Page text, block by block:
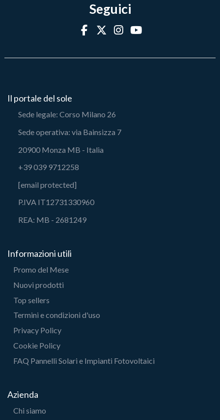
Seguici
Il portale del sole
Sede legale: Corso Milano 26
Sede operativa: via Bainsizza 7
20900 Monza MB - Italia
+39 039 9712258
[email protected]
P.IVA IT12731330960
REA: MB - 2681249
Informazioni utili
Promo del Mese
Nuovi prodotti
Top sellers
Termini e condizioni d'uso
Privacy Policy
Cookie Policy
FAQ Pannelli Solari e Impianti Fotovoltaici
Azienda
Chi siamo